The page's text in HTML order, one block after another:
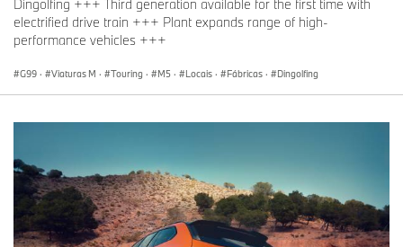
Dingolfing +++ Third generation available for the first time with
electrified drive train +++ Plant expands range of high-
performance vehicles +++
G99 · Viaturas M · Touring · M5 · Locais · Fábricas · Dingolfing